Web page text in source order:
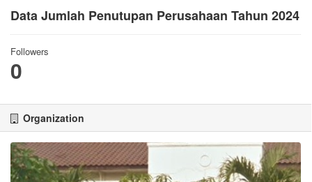
Data Jumlah Penutupan Perusahaan Tahun 2024
Followers
0
Organization